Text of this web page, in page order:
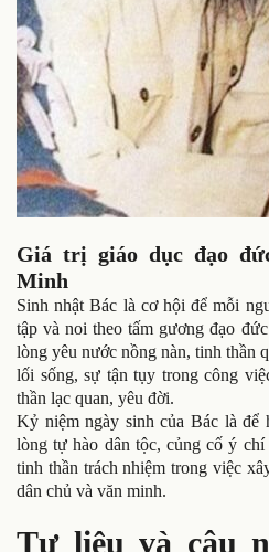
Giá trị giáo dục đạo
Minh
Sinh nhật Bác là cơ hội để mỗi
tập và noi theo tấm gương đạo
lòng yêu nước nồng nàn, tinh thần
lối sống, sự tận tụy trong công
thần lạc quan, yêu đời.
Kỷ niệm ngày sinh của Bác là
lòng tự hào dân tộc, củng cố ý
tinh thần trách nhiệm trong việc
dân chủ và văn minh.
Tư liệu và câu